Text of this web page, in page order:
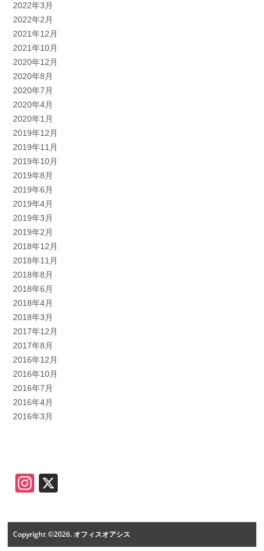
2022年3月
2022年2月
2021年12月
2021年10月
2020年12月
2020年8月
2020年7月
2020年4月
2020年1月
2019年12月
2019年11月
2019年10月
2019年8月
2019年6月
2019年4月
2019年3月
2019年2月
2018年12月
2018年11月
2018年8月
2018年6月
2018年4月
2018年3月
2017年12月
2017年8月
2016年12月
2016年10月
2016年7月
2016年4月
2016年3月
Instagram
Copyright ©2026. オフィスオアシス